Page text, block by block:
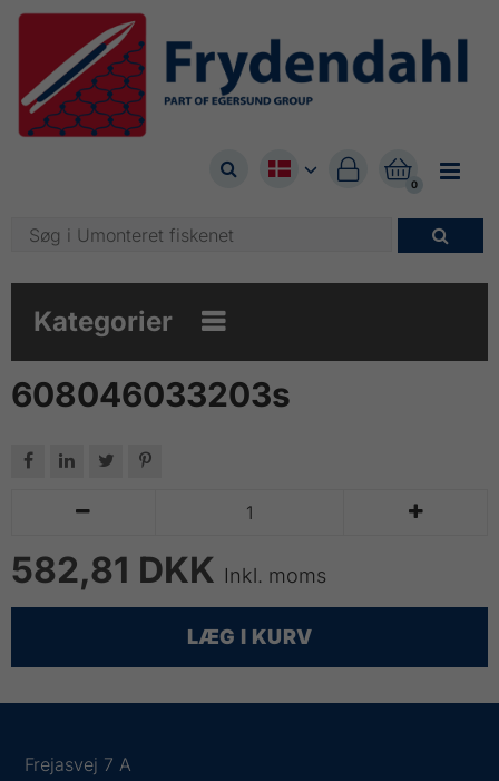


0


Kategorier 
608046033203s
   
 
582,81 DKK Inkl. moms
LÆG I KURV
Frejasvej 7 A